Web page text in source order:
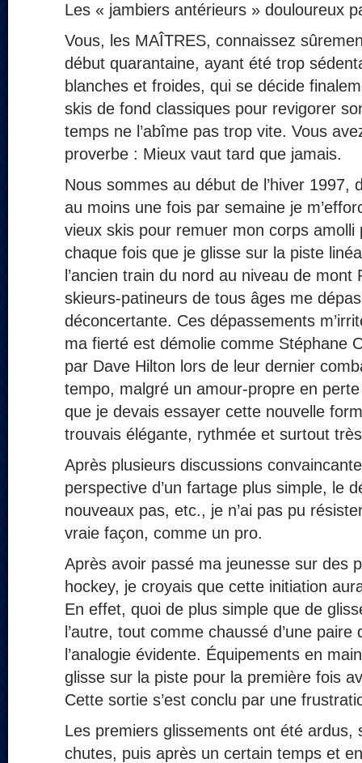
Les « jambiers antérieurs » douloureux
Vous, les MAÎTRES, connaissez
début quarantaine, ayant été trop
blanches et froides, qui se décide
skis de fond classiques pour revigorer
temps ne l’abîme pas trop vite. Vous
proverbe : Mieux vaut tard que jamais.
Nous sommes au début de l’hiver 1997,
au moins une fois par semaine je
vieux skis pour remuer mon corps amolli
chaque fois que je glisse sur la piste
l’ancien train du nord au niveau de
skieurs-patineurs de tous âges me
déconcertante. Ces dépassements
ma fierté est démolie comme Stéphane
par Dave Hilton lors de leur dernier
tempo, malgré un amour-propre en
que je devais essayer cette nouvelle
trouvais élégante, rythmée et surtout
Après plusieurs discussions
perspective d’un fartage plus simple, le
nouveaux pas, etc., je n’ai pas pu
vraie façon, comme un pro.
Après avoir passé ma jeunesse sur des
hockey, je croyais que cette initiation
En effet, quoi de plus simple que de
l’autre, tout comme chaussé d’une
l’analogie évidente. Équipements en
glisse sur la piste pour la première fois
Cette sortie s’est conclu par une
Les premiers glissements ont été ardus,
chutes, puis après un certain temps et